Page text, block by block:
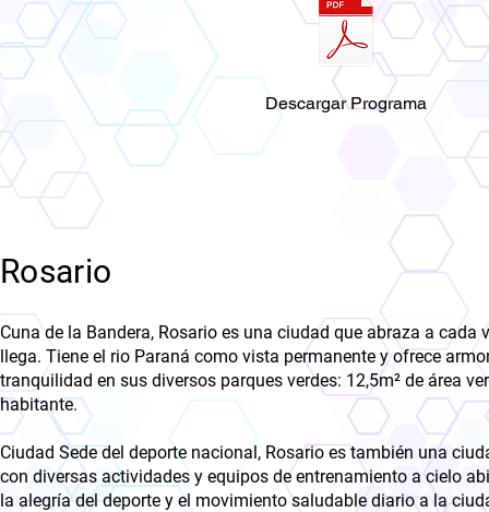
Descargar Programa
Rosario
Cuna de la Bandera, Rosario es una ciudad que abraza a cada
llega. Tiene el rio Paraná como vista permanente y ofrece
tranquilidad en sus diversos parques verdes: 12,5m² de área
habitante.
Ciudad Sede del deporte nacional, Rosario es también una
con diversas actividades y equipos de entrenamiento a cielo
la alegría del deporte y el movimiento saludable diario a la